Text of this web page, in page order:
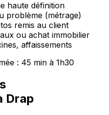
haute définition
problème (métrage)
remis au client
ou achat immobilier
affaissements
: 45 min à 1h30
Drap